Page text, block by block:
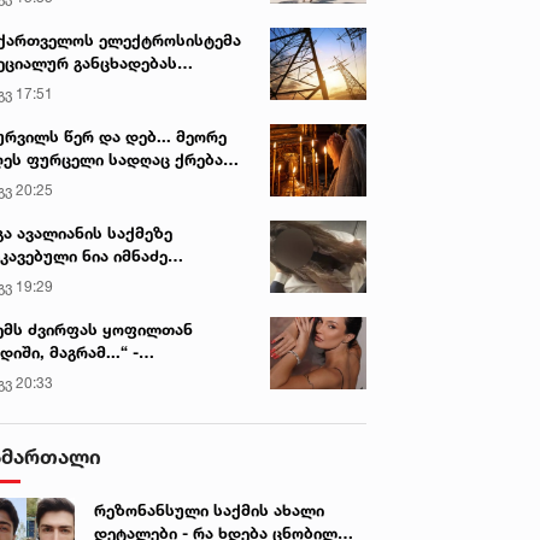
ლეჩხუმისა და ქვემო
კამპანია
ახლა რიგები უნდა იყოს
ვაქცინაციაზე - თენგიზ
ცერცვაძე
ელექტროსისტემა
განცხადებას
17:51
წერ და დებ... მეორე
ფურცელი სადღაც ქრება
სურვილი სრულდება...“ -
ტაძარი შიდა
20:25
ავალიანის საქმეზე
ნია იმნაძე
გადაჰყავთ
19:29
ძვირფას ყოფილთან
მაგრამ...“ -
პაიჭაძის
აღიარება
20:33
რეზონანსული საქმის ახალი
დეტალები - რა ხდება ცნობილი